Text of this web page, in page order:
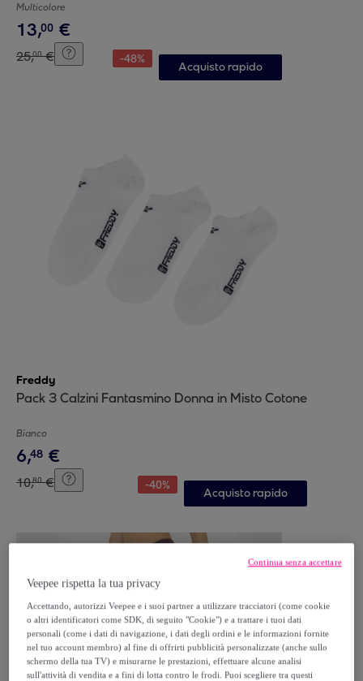
Multicolore
13,00 €
25,00 € -48%
Acquisto rapido
Freddy
Pack 3 Calzini Fantasmino Donna in Misto Cotone
Bianco
6,48 €
10,80 € -40%
Acquisto rapido
Veepee rispetta la tua privacy
Accettando, autorizzi Veepee e i suoi partner a utilizzare tracciatori (come cookie
o altri identificatori come SDK, di seguito "Cookie") e a trattare i tuoi dati
personali (come i dati di navigazione, i dati degli ordini e le informazioni fornite
nel tuo account membro) al fine di offrirti pubblicità personalizzate (anche sullo
schermo della tua TV) e misurarne le prestazioni, effettuare alcune analisi
sull'attività di vendita e a fini di lotta contro le frodi. Puoi scegliere tra questi
Continua senza accettare